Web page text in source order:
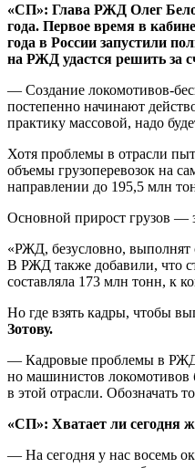
«СП»: Глава РЖД Олег
года. Первое время в
года в России запустили
на РЖД удастся решить за
— Создание локомотивов-
постепенно начинают
практику массовой, надо
Хотя проблемы в отрасли
объемы грузоперевозок на
направлении до 195,5 млн
Основной прирост грузов —
«РЖД, безусловно, выполнят
В РЖД также добавили, что
составляла 173 млн тонн, к
Но где взять кадры, чтобы
Зотову.
— Кадровые проблемы в РЖД
но машинистов локомотивов
в этой отрасли. Обозначать
«СП»: Хватает ли сегодня
— На сегодня у нас восемь